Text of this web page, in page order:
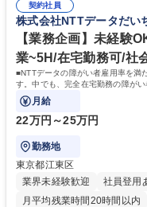
募集職種 【大阪・京都・滋
えて、お客様や社員の状況に
待され。組織を支えるスペシ
社員から頼られる存在にな
務の持ち帰りも禁止されてお
歴・資格 学歴：大学院 大学
契約社員
株式会社NTTデータだい
【業務企画】未経験
業~5H/在宅勤務可/社
■NTTデータの障がい者雇用率を満
す。中でも、完全在宅勤務の障が
っていただきます。
月給
22万円～25万円
勤務地
東京都江東区
業界未経験歓迎
社員登用
月平均残業時間20時間以内